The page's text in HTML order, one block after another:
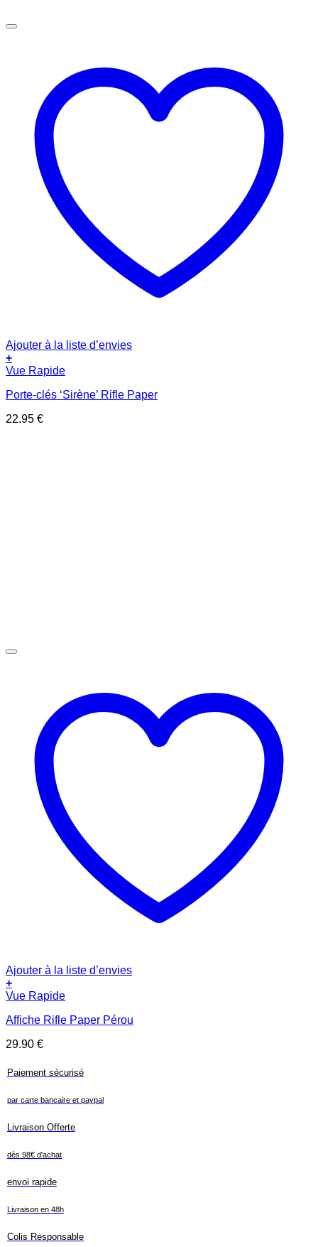
Ajouter à la liste d’envies
+
Vue Rapide
Porte-clés ‘Sirène’ Rifle Paper
22.95 €
Ajouter à la liste d’envies
+
Vue Rapide
Affiche Rifle Paper Pérou
29.90 €
Paiement sécurisé
par carte bancaire et paypal
Livraison Offerte
dès 98€ d'achat
envoi rapide
Livraison en 48h
Colis Responsable